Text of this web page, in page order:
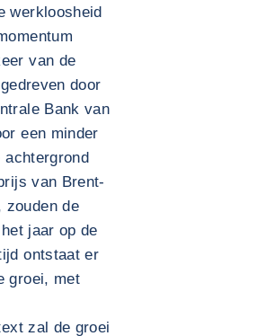
werkloosheid
van de
door
Bank van
een minder
van Brent-
zouden de
jaar op de
ontstaat er
groei, met
zal de groei